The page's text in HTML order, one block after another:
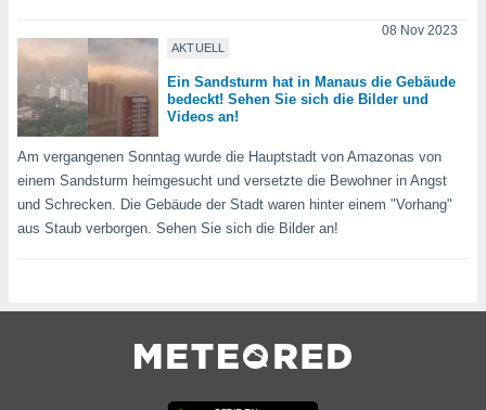
können
von
und
AKTUELL
08 Nov 2023
Ein Sandsturm hat in Manaus die Gebäude
bedeckt! Sehen Sie sich die Bilder und
Videos an!
Am vergangenen Sonntag wurde die Hauptstadt von Amazonas von
einem Sandsturm heimgesucht und versetzte die Bewohner in Angst
und Schrecken. Die Gebäude der Stadt waren hinter einem "Vorhang"
aus Staub verborgen. Sehen Sie sich die Bilder an!